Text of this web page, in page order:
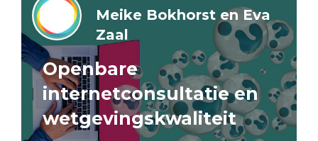
Meike Bokhorst en Eva
Zaal
Openbare
internetconsultatie en
wetgevingskwaliteit